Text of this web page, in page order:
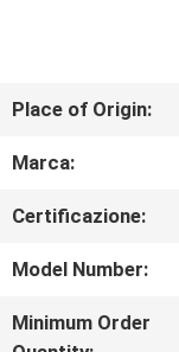
NOI
FABBRICA
Place of Origin:
Marca:
Certificazione:
Model Number:
Minimum Order